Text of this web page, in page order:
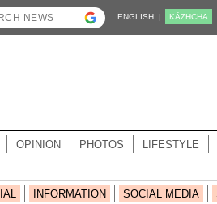
ENGLISH | KĀZHCHA
OPINION PHOTOS LIFESTYLE
INFORMATION SOCIAL MEDIA